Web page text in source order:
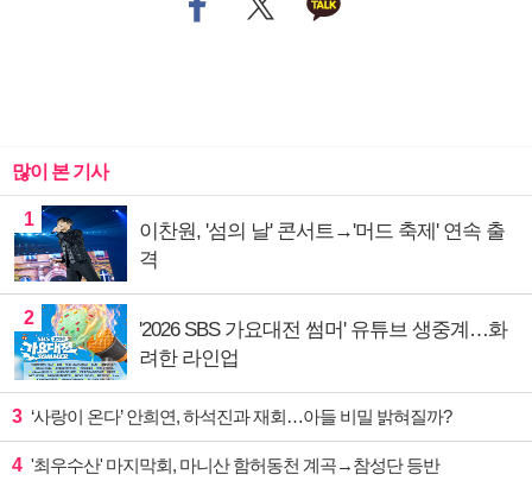
많이 본 기사
1
이찬원, '섬의 날' 콘서트→'머드 축제' 연속 출
격
2
'2026 SBS 가요대전 썸머' 유튜브 생중계…화
려한 라인업
3 ‘사랑이 온다’ 안희연, 하석진과 재회…아들 비밀 밝혀질까?
4 '최우수산' 마지막회, 마니산 함허동천 계곡→참성단 등반